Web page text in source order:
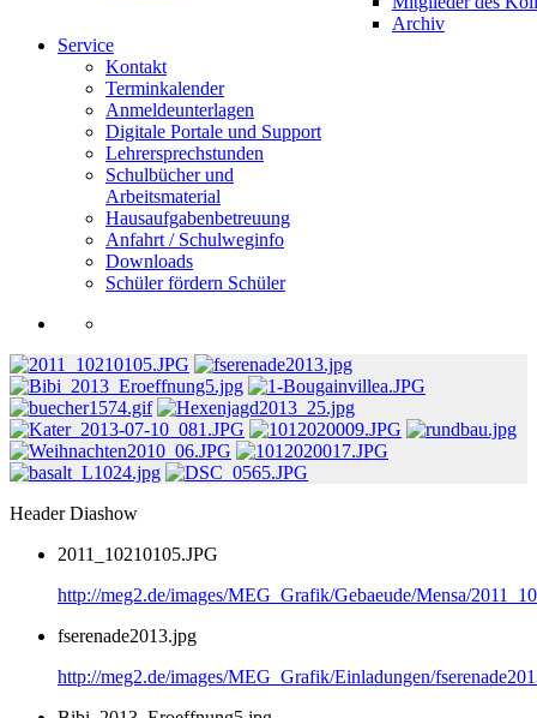
Archiv
Service
Kontakt
Terminkalender
Anmeldeunterlagen
Digitale Portale und Support
Lehrersprechstunden
Schulbücher und
Arbeitsmaterial
Hausaufgabenbetreuung
Anfahrt / Schulweginfo
Downloads
Schüler fördern Schüler
Header Diashow
2011_10210105.JPG
http://meg2.de/images/MEG_Grafik/Gebaeude/Mensa/
fserenade2013.jpg
http://meg2.de/images/MEG_Grafik/Einladungen/